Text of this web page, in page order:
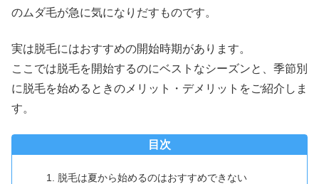
のムダ毛が急に気になりだすものです。
実は脱毛にはおすすめの開始時期があります。
ここでは脱毛を開始するのにベストなシーズンと、季節別
に脱毛を始めるときのメリット・デメリットをご紹介しま
す。
目次
脱毛は夏から始めるのはおすすめできない